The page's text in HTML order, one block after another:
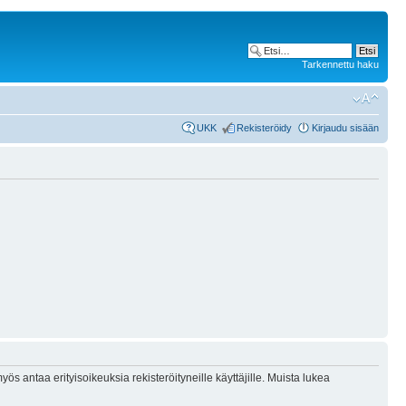
Tarkennettu haku
UKK Rekisteröidy Kirjaudu sisään
antaa erityisoikeuksia rekisteröityneille käyttäjille. Muista lukea